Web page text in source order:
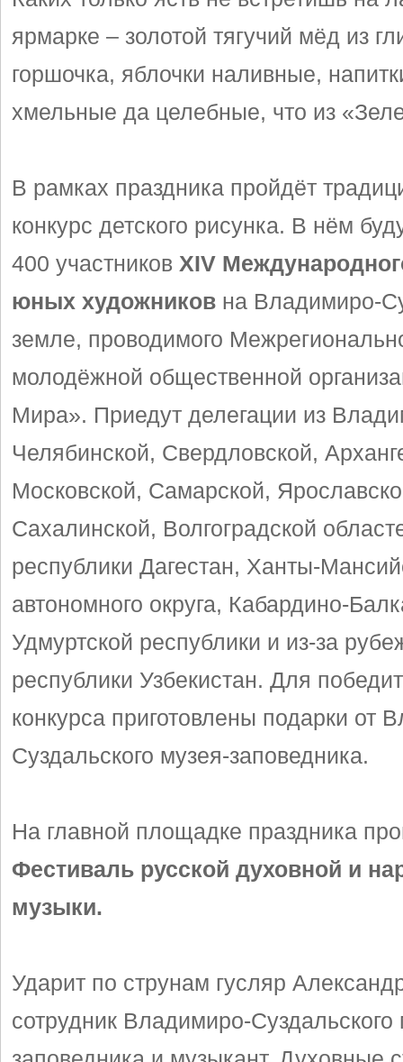
ярмарке – золотой тягучий мёд из
горшочка, яблочки наливные,
хмельные да целебные, что из
В рамках праздника пройдёт
конкурс детского рисунка. В нём
400 участников XIV
юных художников на Владимиро-
земле, проводимого
молодёжной общественной
Мира». Приедут делегации из
Челябинской, Свердловской,
Московской, Самарской,
Сахалинской, Волгоградской
республики Дагестан, Ханты-
автономного округа, Кабардино-
Удмуртской республики и из-за
республики Узбекистан. Для
конкурса приготовлены подарки от
Суздальского музея-заповедника.
На главной площадке праздника
Фестиваль русской духовной и
музыки.
Ударит по струнам гусляр
сотрудник Владимиро-Суздальского